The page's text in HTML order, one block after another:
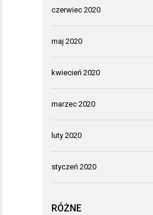
czerwiec 2020
maj 2020
kwiecień 2020
marzec 2020
luty 2020
styczeń 2020
RÓŻNE